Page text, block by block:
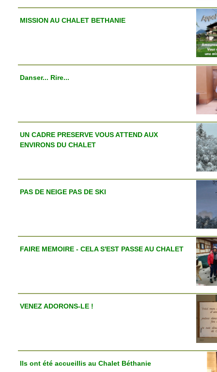
MISSION AU CHALET BETHANIE
Danser... Rire...
UN CADRE PRESERVE VOUS ATTEND AUX
ENVIRONS DU CHALET
PAS DE NEIGE PAS DE SKI
FAIRE MEMOIRE - CELA S'EST PASSE AU CHALET
VENEZ ADORONS-LE !
Ils ont été accueillis au Chalet Béthanie